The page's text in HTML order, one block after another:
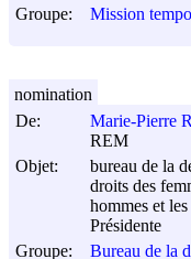
Groupe:
Mission
De:
Marie-Pierre
REM
Objet:
bureau de la
droits des
hommes et
Présidente
Groupe:
Bureau de la
nomination